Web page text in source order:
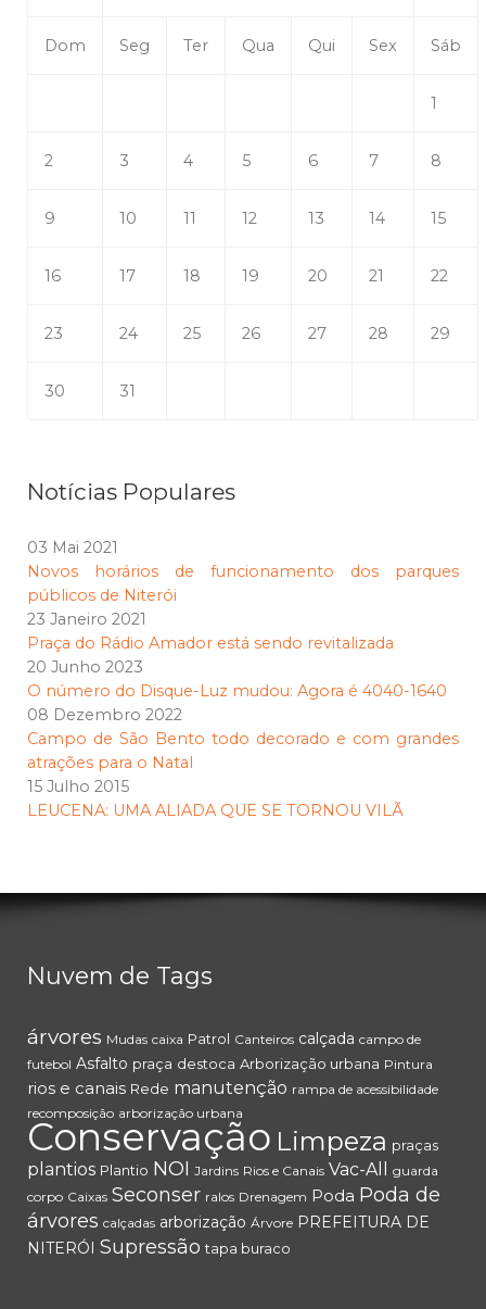
Dom Seg Ter Qua Qui Sex Sáb
1
2 3 4 5 6 7 8
9 10 11 12 13 14 15
16 17 18 19 20 21 22
23 24 25 26 27 28 29
30 31
Notícias Populares
03 Mai 2021
Novos horários de funcionamento dos parques
públicos de Niterói
23 Janeiro 2021
Praça do Rádio Amador está sendo revitalizada
20 Junho 2023
O número do Disque-Luz mudou: Agora é 4040-1640
08 Dezembro 2022
Campo de São Bento todo decorado e com grandes
atrações para o Natal
15 Julho 2015
LEUCENA: UMA ALIADA QUE SE TORNOU VILÃ
Nuvem de Tags
árvores Mudas caixa Patrol Canteiros calçada campo de
futebol Asfalto praça destoca Arborização urbana Pintura
rios e canais Rede manutenção rampa de acessibilidade
recomposição arborização urbana
Conservação Limpeza praças
plantios Plantio NOI Jardins Rios e Canais Vac-All
guarda
corpo Caixas Seconser ralos Drenagem Poda Poda de
árvores calçadas arborização Árvore PREFEITURA DE
NITERÓI Supressão tapa buraco